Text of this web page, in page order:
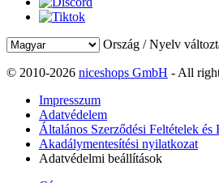
Ország / Nyelv
© 2010-2026 niceshops GmbH - All
Impresszum
Adatvédelem
Általános Szerződési Feltételek
Akadálymentesítési nyilatkozat
Adatvédelmi beállítások